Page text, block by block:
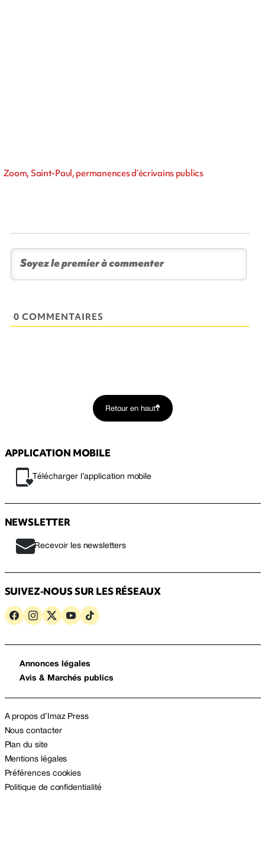
Zoom, Saint-Paul, permanences d’écrivains publics
0 COMMENTAIRES
Retour en haut
APPLICATION MOBILE
Télécharger l’application mobile
NEWSLETTER
Recevoir les newsletters
SUIVEZ-NOUS SUR LES RÉSEAUX
Annonces légales
Avis & Marchés publics
A propos d’Imaz Press
Nous contacter
Plan du site
Mentions légales
Préférences cookies
Politique de confidentialité